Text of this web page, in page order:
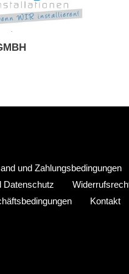
und Zahlungsbedingungen
Datenschutz
Kontakt